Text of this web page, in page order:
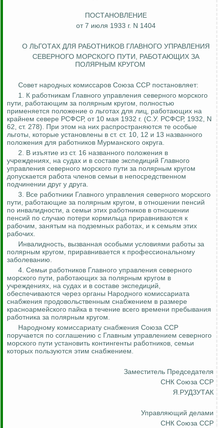
ПОСТАНОВЛЕНИЕ
от 7 июля 1933 г. N 1404
О ЛЬГОТАХ ДЛЯ РАБОТНИКОВ ГЛАВНОГО УПРАВЛЕНИЯ
СЕВЕРНОГО МОРСКОГО ПУТИ, РАБОТАЮЩИХ ЗА
ПОЛЯРНЫМ КРУГОМ
Совет народных комиссаров Союза ССР постановляет:
1. К работникам Главного управления северного морского
пути, работающим за полярным кругом, полностью
применяется положение о льготах для лиц, работающих на
крайнем севере РСФСР, от 10 мая 1932 г. (С.У. РСФСР, 1932, N
62, ст. 278). При этом на них распространяются те особые
льготы, которые установлены в ст. ст. 10, 12 и 13 названного
положения для работников Мурманского округа.
2. В изъятие из ст. 16 названного положения в
учреждениях, на судах и в составе экспедиций Главного
управления северного морского пути за полярным кругом
допускается работа членов семьи в непосредственном
подчинении друг у друга.
3. Все работники Главного управления северного морского
пути, работающие за полярным кругом, в отношении пенсий
по инвалидности, а семьи этих работников в отношении
пенсий по случаю потери кормильца приравниваются к
рабочим, занятым на подземных работах, и к семьям этих
рабочих.
Инвалидность, вызванная особыми условиями работы за
полярным кругом, приравнивается к профессиональному
заболеванию.
4. Семьи работников Главного управления северного
морского пути, работающих за полярным кругом в
учреждениях, на судах и в составе экспедиций,
обеспечиваются через органы Народного комиссариата
снабжения продовольственным снабжением в размере
красноармейского пайка в течение всего времени пребывания
работника за полярным кругом.
Народному комиссариату снабжения Союза ССР
поручается по соглашению с Главным управлением северного
морского пути установить контингенты работников, семьи
которых пользуются этим снабжением.
Заместитель Председателя
СНК Союза ССР
Я.РУДЗУТАК
Управляющий делами
СНК Союза ССР